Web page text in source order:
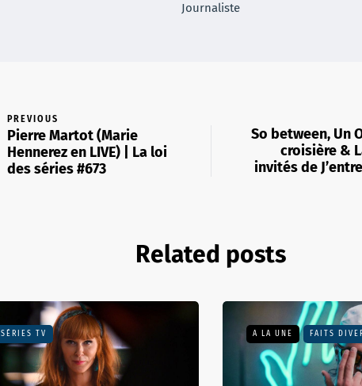
Journaliste
PREVIOUS
Pierre Martot (Marie
Hennerez en LIVE) | La loi
des séries #673
So between, Un
croisière &
invités de
Related posts
SÉRIES TV A LA UNE FAITS